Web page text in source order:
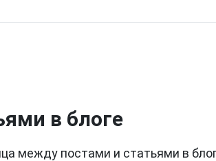
в блоге
между постами и статьями в